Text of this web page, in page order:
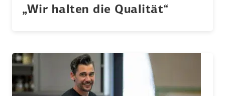
„Wir halten die Qualität“